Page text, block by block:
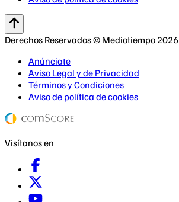
Derechos Reservados © Mediotiempo 2026
Anúnciate
Aviso Legal y de Privacidad
Términos y Condiciones
Aviso de política de cookies
Visítanos en